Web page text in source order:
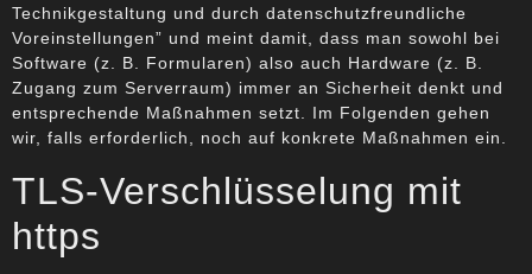
Technikgestaltung und durch datenschutzfreundliche
Voreinstellungen” und meint damit, dass man sowohl bei
Software (z. B. Formularen) also auch Hardware (z. B.
Zugang zum Serverraum) immer an Sicherheit denkt und
entsprechende Maßnahmen setzt. Im Folgenden gehen
wir, falls erforderlich, noch auf konkrete Maßnahmen ein.
TLS-Verschlüsselung mit
https